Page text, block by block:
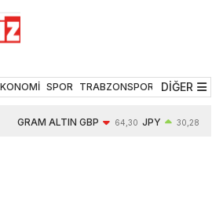
SPOR TRABZONSPOR TEKNOLOJİ
DİĞER
GRAM ALTIN GBP 64,30 JPY 30,28